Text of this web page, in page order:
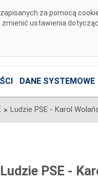
za pomocą
ustawienia
DANE SYSTEMOWE
> Ludzie PSE - Karol
Ludzie PSE -